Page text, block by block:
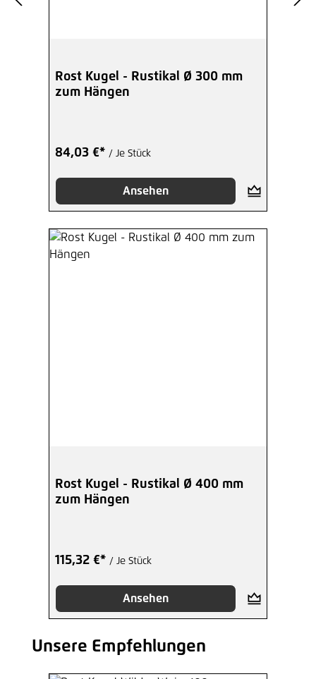
Rost Kugel - Rustikal Ø 300 mm
zum Hängen
84,03 €* / Je Stück
Ansehen
Rost Kugel - Rustikal Ø 400 mm
zum Hängen
115,32 €* / Je Stück
Ansehen
Produktgalerie überspringen
Unsere Empfehlungen